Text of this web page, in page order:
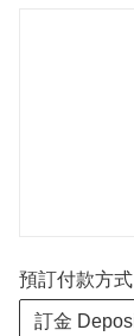
預訂付款方
訂金